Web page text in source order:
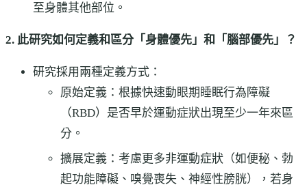
至身體其他部位。
2. 此研究如何定義和區分「身體優先」和「腦部優先」？
研究採用兩種定義方式：
原始定義：根據快速動眼期睡眠行為障礙
（RBD）是否早於運動症狀出現至少一年來區
分。
擴展定義：考慮更多非運動症狀（如便秘、勃
起功能障礙、嗅覺喪失、神經性膀胱），若身